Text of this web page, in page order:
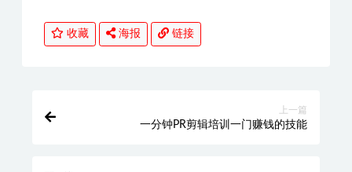
收藏 海报 链接
上一篇
一分钟PR剪辑培训一门赚钱的技能